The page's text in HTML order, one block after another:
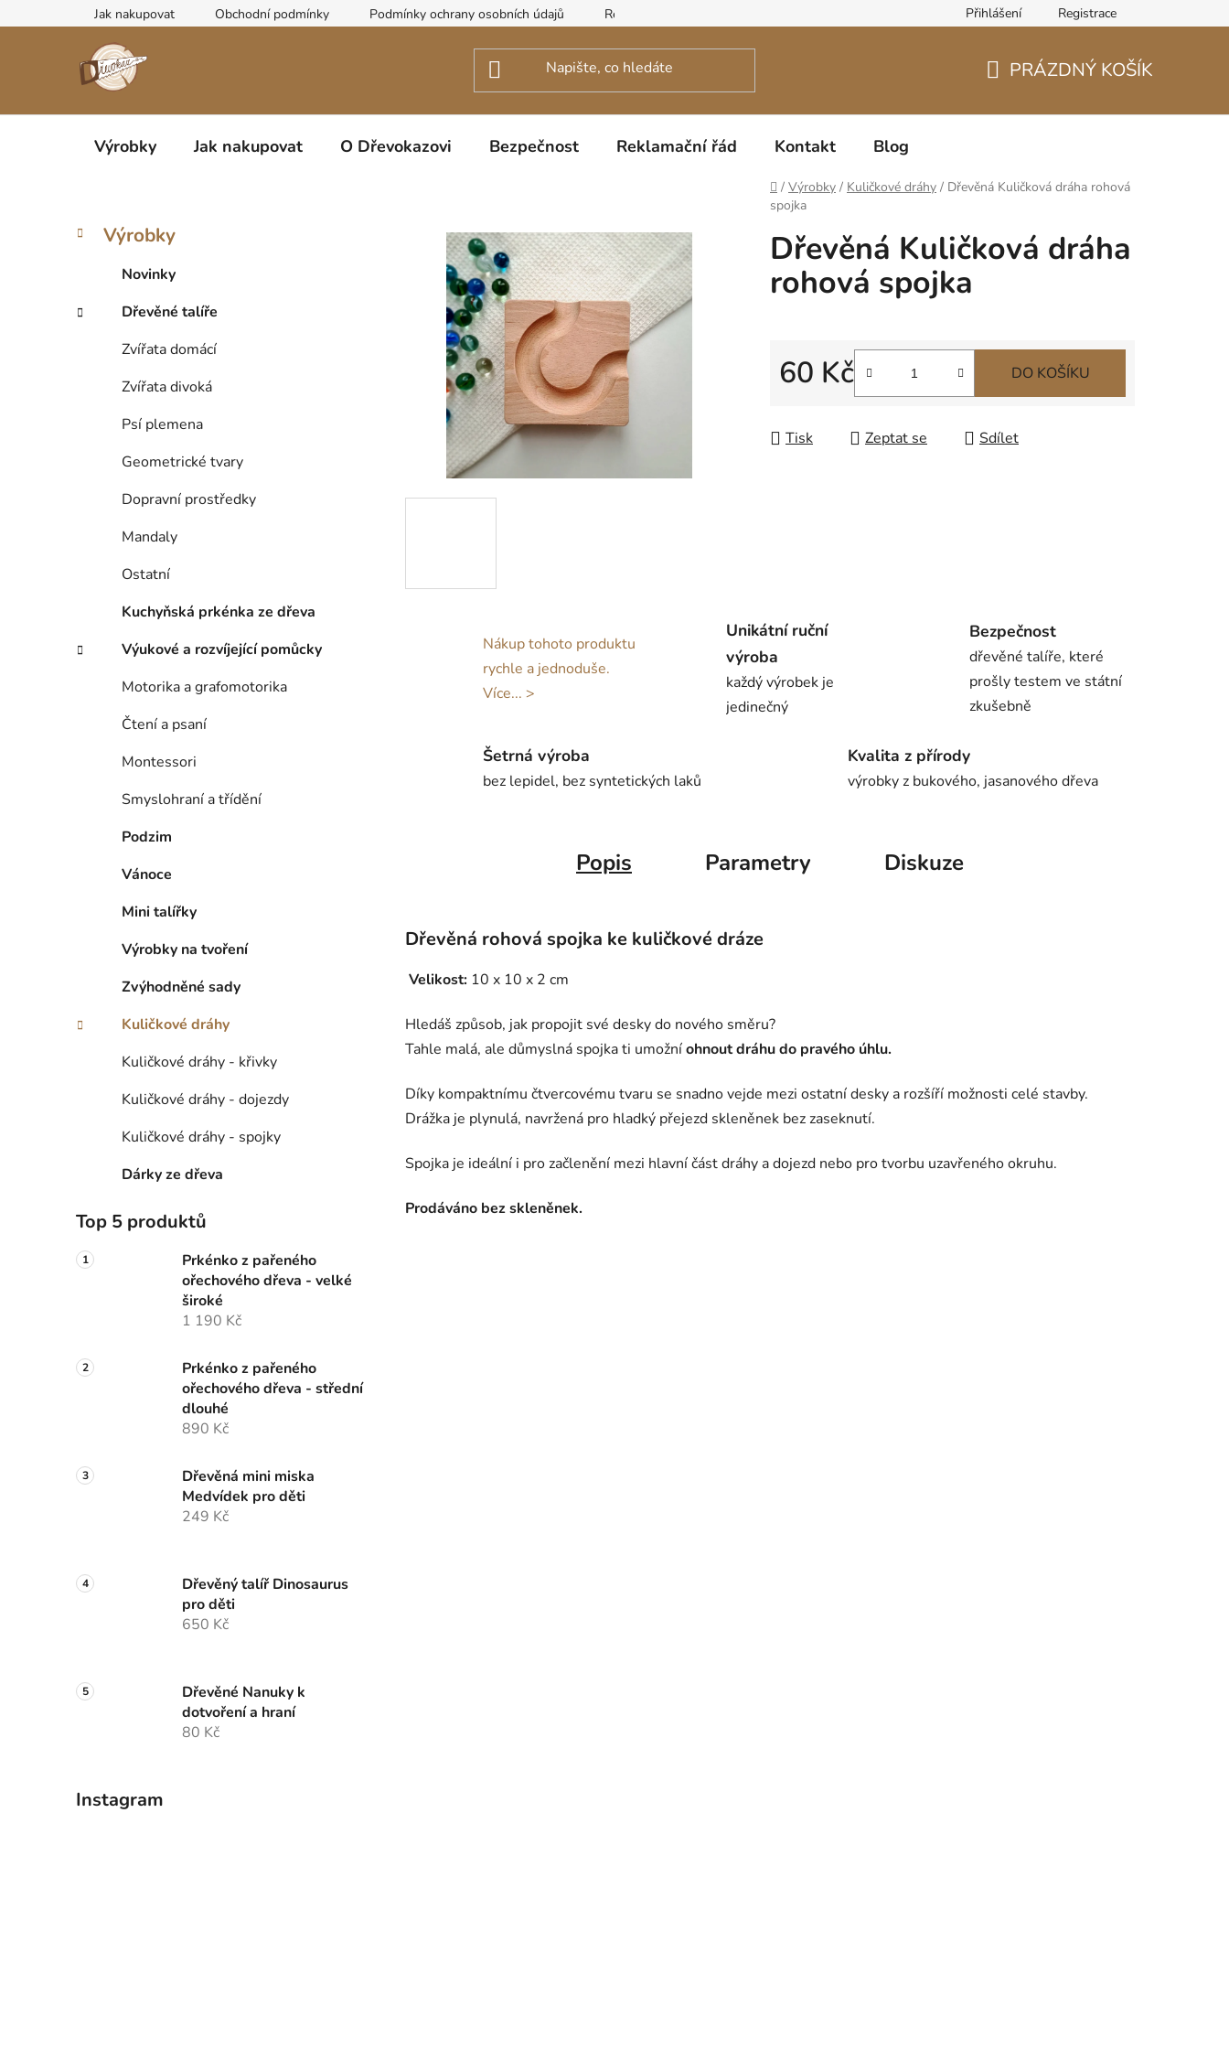
na
Jak nakupovat Obchodní podmínky Podmínky ochrany osobních údajů Reklamační řád Přihlášení Registrace
PRÁZDNÝ KOŠÍK
Výrobky Jak nakupovat O Dřevokazovi Bezpečnost Reklamační řád Kontakt Blog
Domů
/ Výrobky / Kuličkové dráhy / Dřevěná Kuličková dráha rohová
spojka
P
r
Přeskočit
kategorie
K
a
g
o
Výrobky
Novinky
Dřevěné talíře
Zvířata domácí
Zvířata divoká
Psí plemena
Geometrické tvary
Dopravní prostředky
Mandaly
Ostatní
Kuchyňská prkénka ze dřeva
Výukové a rozvíjející pomůcky
Motorika a grafomotorika
Čtení a psaní
Montessori
Smyslohraní a třídění
Podzim
Vánoce
Mini talířky
Výrobky na tvoření
Zvýhodněné sady
Kuličkové dráhy
Kuličkové dráhy - křivky
Kuličkové dráhy - dojezdy
Kuličkové dráhy - spojky
Dárky ze dřeva
Top 5 produktů
Prkénko z pařeného
ořechového dřeva - velké
široké
1 190 Kč
Prkénko z pařeného
ořechového dřeva - střední
dlouhé
890 Kč
Dřevěná mini miska
Medvídek pro děti
249 Kč
Dřevěný talíř Dinosaurus
pro děti
650 Kč
Dřevěné Nanuky k
dotvoření a hraní
80 Kč
Instagram
Dřevěná Kuličková dráha
rohová spojka
60 Kč
Měrná cena:
DO KOŠÍKU
Tisk Zeptat se Sdílet
Nákup tohoto produktu
rychle a jednoduše.
Více... >
Unikátní ruční
výroba
každý výrobek je
jedinečný
Bezpečnost
dřevěné talíře, které
prošly testem ve státní
zkušebně
Šetrná výroba
bez lepidel, bez syntetických laků
Kvalita z přírody
výrobky z bukového, jasanového dřeva
Popis Parametry Diskuze
Dřevěná rohová spojka ke kuličkové dráze
Velikost: 10 x 10 x 2 cm
Hledáš způsob, jak propojit své desky do nového směru?
Tahle malá, ale důmyslná spojka ti umožníohnout dráhu do pravého úhlu.
Díky kompaktnímu čtvercovému tvaru se snadno vejde mezi ostatní desky a rozšíří možnosti celé stavby.
Drážka je plynulá, navržená pro hladký přejezd skleněnek bez zaseknutí.
Spojka je ideální i pro začlenění mezi hlavní část dráhy a dojezd nebo pro tvorbu uzavřeného okruhu.
Prodáváno bez skleněnek.